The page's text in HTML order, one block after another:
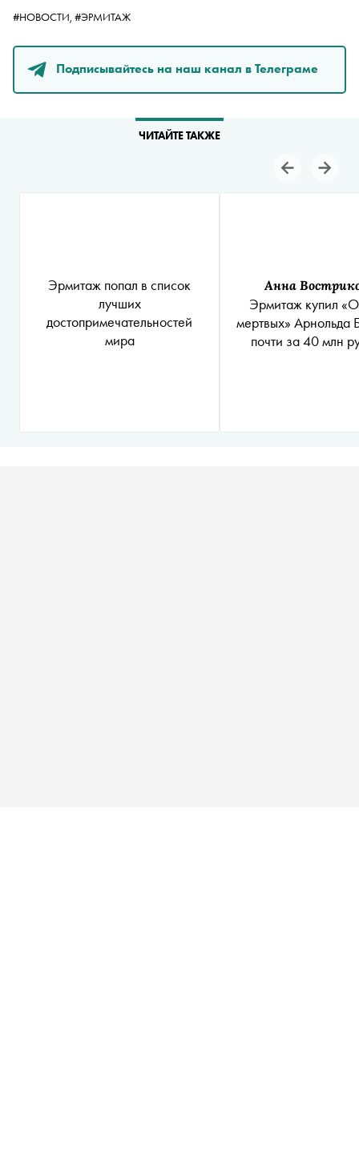
#НОВОСТИ, #ЭРМИТАЖ
Подписывайтесь на наш канал в Телеграме
ЧИТАЙТЕ ТАКЖЕ
Эрмитаж попал в список
лучших
достопримечательностей
мира
Анна
Эрмитаж купил
мертвых» Арнольда
почти за 40 млн